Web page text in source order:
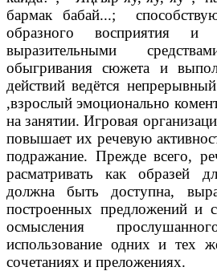
бармак бабай...;
образного восприятия и
выразительными
обыгривания сюжета и
действий ведётся
,взрослый эмоционально
на занятии. Игровая
повышает их речевую
подражание. Прежде всего,
расматривать как образей
должна быть доступна,
построенных предложений и
осмысления
использование одних и тех
сочетаниях и преложениях.